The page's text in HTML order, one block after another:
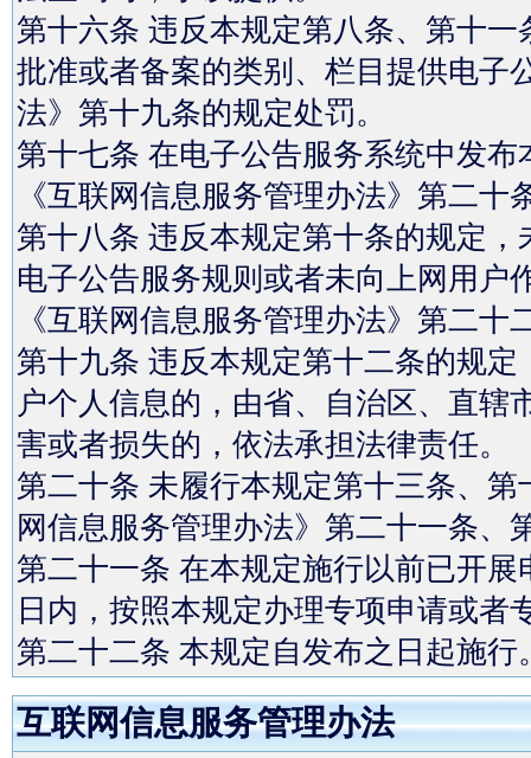
第十六条 违反本规定第八条、第十
批准或者备案的类别、栏目提供电子
法》第十九条的规定处罚。
第十七条 在电子公告服务系统中发
《互联网信息服务管理办法》第二十
第十八条 违反本规定第十条的规定
电子公告服务规则或者未向上网用户
《互联网信息服务管理办法》第二十
第十九条 违反本规定第十二条的规
户个人信息的，由省、自治区、直辖
害或者损失的，依法承担法律责任。
第二十条 未履行本规定第十三条、
网信息服务管理办法》第二十一条、
第二十一条 在本规定施行以前已开
日内，按照本规定办理专项申请或者
第二十二条 本规定自发布之日起施行
互联网信息服务管理办法